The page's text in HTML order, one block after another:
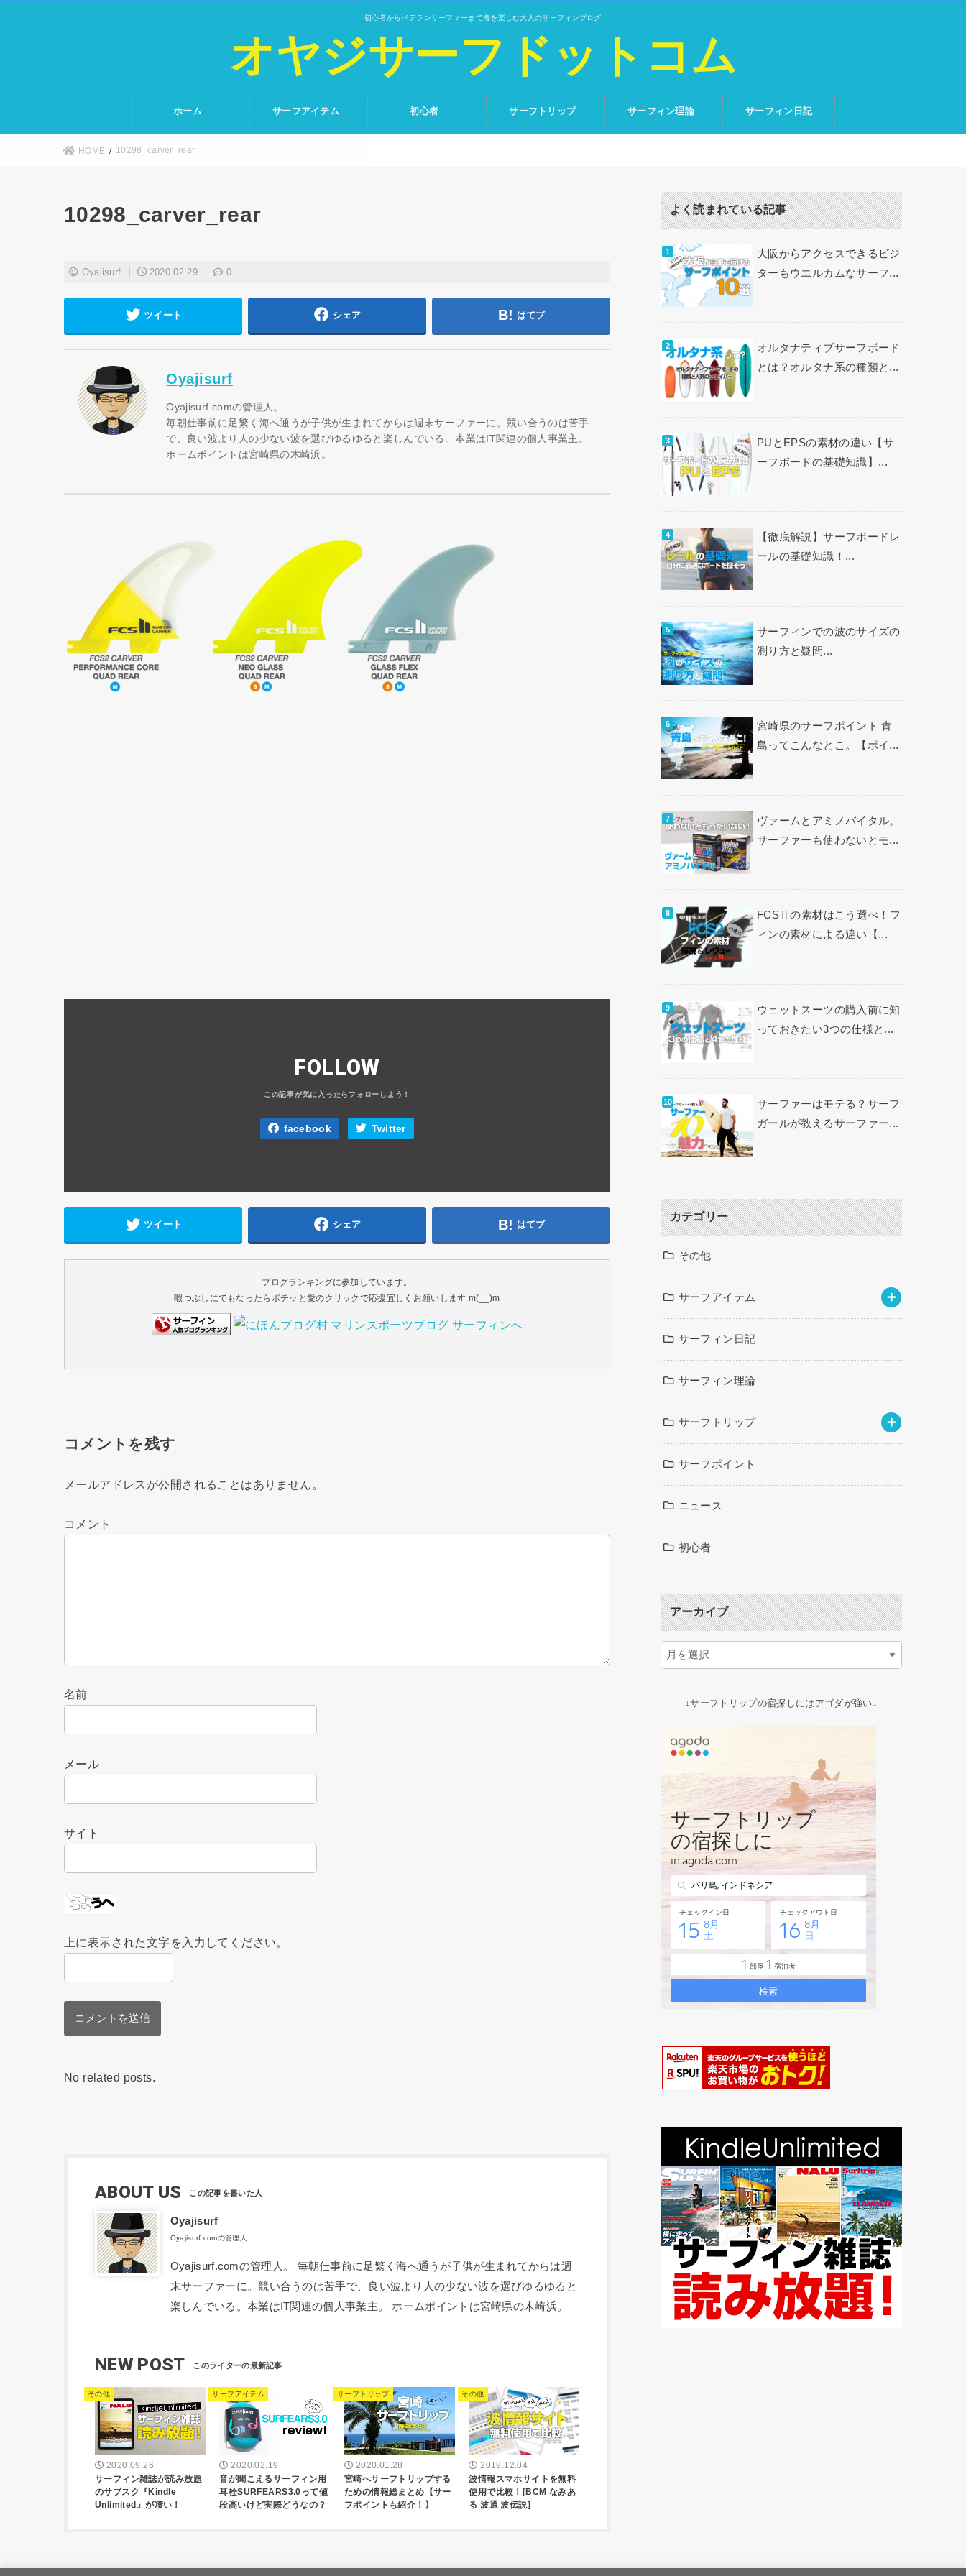
初心者からベテランサーファーまで海を楽しむ大人のサーフィンブログ
オヤジサーフドットコム
ホーム サーフアイテム 初心者 サーフトリップ サーフィン理論 サーフィン日記
HOME 10298_carver_rear
10298_carver_rear
Oyajisurf 2020.02.29 0
ツイート シェア はてブ
Oyajisurf
Oyajisurf.comの管理人。
毎朝仕事前に足繁く海へ通うが子供が生まれてからは週末サーファーに。競い合うのは苦手
で、良い波より人の少ない波を選びゆるゆると楽しんでいる。本業はIT関連の個人事業主。
ホームポイントは宮崎県の木崎浜。
FOLLOW
facebook Twitter
ツイート シェア はてブ
ブログランキングに参加しています。
暇つぶしにでもなったらポチッと愛のクリックで応援宜しくお願いします m(__)m
コメントを残す
メールアドレスが公開されることはありません。
コメント
名前
メール
サイト
上に表示された文字を入力してください。
No related posts.
ABOUT US
Oyajisurf
Oyajisurf.comの管理人
Oyajisurf.comの管理人。 毎朝仕事前に足繁く海へ通うが子供が生まれてからは週
末サーファーに。競い合うのは苦手で、良い波より人の少ない波を選びゆるゆると
楽しんでいる。本業はIT関連の個人事業主。 ホームポイントは宮崎県の木崎浜。
NEW POST
その他
2020.09.26
サーフィン雑誌が読み放題
のサブスク『Kindle
Unlimited』が凄い！
サーフアイテム
2020.02.19
音が聞こえるサーフィン用
耳栓SURFEARS3.0って値
段高いけど実際どうなの？
サーフトリップ
2020.01.28
宮崎へサーフトリップする
ための情報総まとめ【サー
フポイントも紹介！】
その他
2019.12.04
波情報スマホサイトを無料
使用で比較！[BCM なみあ
る 波通 波伝説]
よく読まれている記事
大阪からアクセスできるビジ
ターもウエルカムなサーフ...
オルタナティブサーフボード
とは？オルタナ系の種類と...
PUとEPSの素材の違い【サ
ーフボードの基礎知識】...
【徹底解説】サーフボードレ
ールの基礎知識！...
サーフィンでの波のサイズの
測り方と疑問...
宮崎県のサーフポイント 青
島ってこんなとこ。【ポイ...
ヴァームとアミノバイタル。
サーファーも使わないとモ...
FCSⅡの素材はこう選べ！フ
ィンの素材による違い【...
ウェットスーツの購入前に知
っておきたい3つの仕様と...
サーファーはモテる？サーフ
ガールが教えるサーファー...
カテゴリー
その他
サーフアイテム
サーフィン日記
サーフィン理論
サーフトリップ
サーフポイント
ニュース
初心者
アーカイブ
↓サーフトリップの宿探しにはアゴダが強い↓